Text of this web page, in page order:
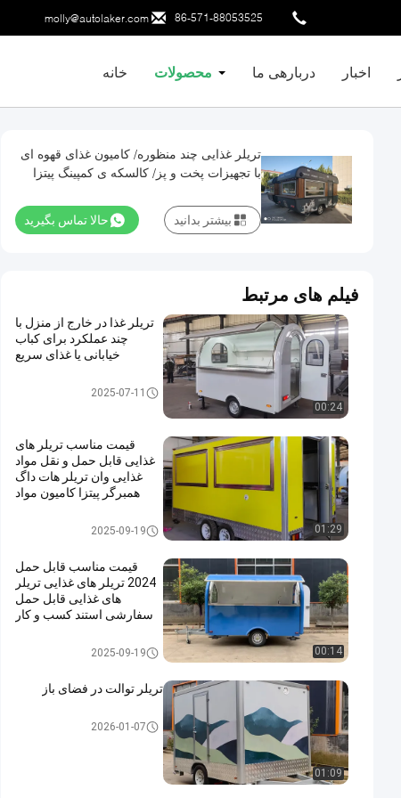
molly@autolaker.com 86-571-88053525
خانه محصولات دربارهی ما اخبار
تریلر غذایی چند منظوره/ کامیون غذای قهوه ای
با تجهیزات پخت و پز/ کالسکه ی کمپینگ پیتزا
حالا تماس بگیرید بیشتر بدانید
فیلم های مرتبط
00:24
تریلر غذا در خارج از منزل با
چند عملکرد برای کباب
خیابانی یا غذای سریع
تریلر غذایی متحرک2025-07-11
01:29
قیمت مناسب تریلر های
غذایی قابل حمل و نقل مواد
غذایی وان تریلر هات داگ
همبرگر پیتزا کامیون مواد
تریلر غذایی متحرک2025-09-19
00:14
قیمت مناسب قابل حمل
2024 تریلر های غذایی تریلر
های غذایی قابل حمل
سفارشی استند کسب و کار
تریلر غذایی متحرک2025-09-19
01:09
تریلر توالت در فضای باز
تریلر غذایی متحرک
2026-01-07